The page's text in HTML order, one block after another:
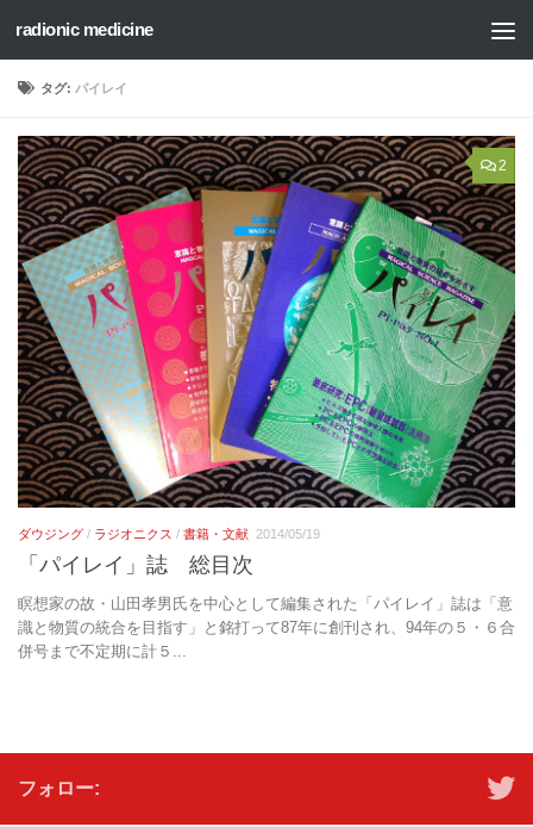
コンテンツへスキップ
radionic medicine
タグ:パイレイ
2
ダウジング / ラジオニクス / 書籍・文献 2014/05/19
「パイレイ」誌 総目次
瞑想家の故・山田孝男氏を中心として編集された「パイレイ」誌は「意
識と物質の統合を目指す」と銘打って87年に創刊され、94年の５・６合
併号まで不定期に計５...
フォロー: